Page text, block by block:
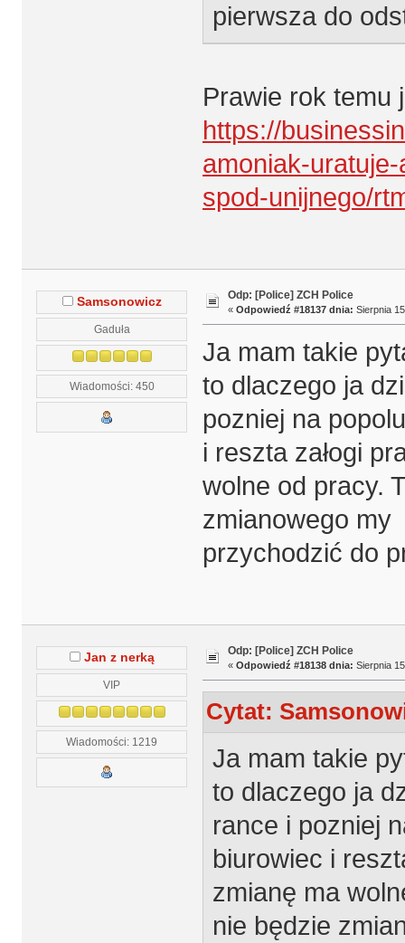
pierwsza do
Prawie rok temu
https://
amoniak-
spod-unijnego/
Samsonowicz
Gaduła
Wiadomości: 450
Odp: [Police] ZCH Police
« Odpowiedź #18137 dnia: Sierpnia
Ja mam takie
to dlaczego ja
pozniej na
i reszta załogi
wolne od pracy.
zmianowego my
przychodzić do
Jan z nerką
VIP
Wiadomości: 1219
Odp: [Police] ZCH Police
« Odpowiedź #18138 dnia: Sierpnia
Cytat:
Ja mam takie
to dlaczego ja
rance i pozniej
biurowiec i
zmianę ma
nie będzie